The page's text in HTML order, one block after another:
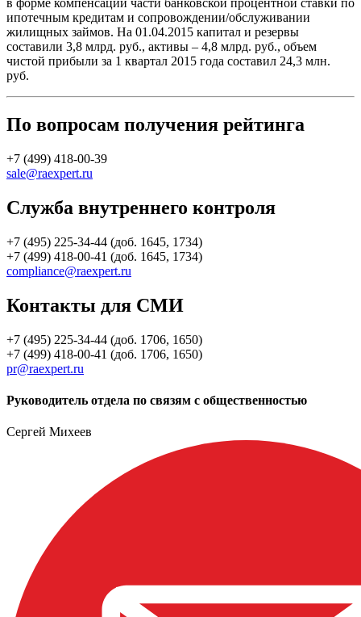
в форме компенсации части банковской процентной ставки по
ипотечным кредитам и сопровождении/обслуживании
жилищных займов. На 01.04.2015 капитал и резервы
составили 3,8 млрд. руб., активы – 4,8 млрд. руб., объем
чистой прибыли за 1 квартал 2015 года составил 24,3 млн.
руб.
По вопросам получения рейтинга
+7 (499) 418-00-39
sale@raexpert.ru
Служба внутреннего контроля
+7 (495) 225-34-44 (доб. 1645, 1734)
+7 (499) 418-00-41 (доб. 1645, 1734)
compliance@raexpert.ru
Контакты для СМИ
+7 (495) 225-34-44 (доб. 1706, 1650)
+7 (499) 418-00-41 (доб. 1706, 1650)
pr@raexpert.ru
Руководитель отдела по связям с общественностью
Сергей Михеев